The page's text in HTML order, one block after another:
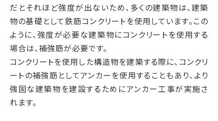
だとそれほど強度が出ないため、多くの建築物は、建築
物の基礎として鉄筋コンクリートを使用しています。この
ように、強度が必要な建築物にコンクリートを使用する
場合は、補強筋が必要です。
コンクリートを使用した構造物を建築する際に、コンクリ
ートの補強筋としてアンカーを使用することもあり、より
強固な建築物を建設するためにアンカー工事が実施さ
れます。